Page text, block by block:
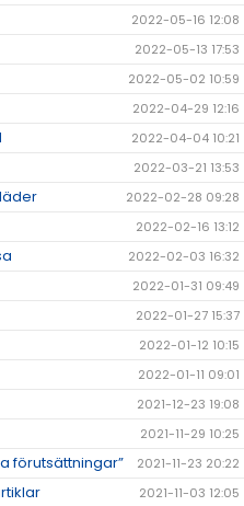
2022-05-16 12:08
2022-05-13 17:53
2022-05-02 10:59
2022-04-29 12:16
2022-04-04 10:21
2022-03-21 13:53
2022-02-28 09:28
2022-02-16 13:12
2022-02-03 16:32
2022-01-31 09:49
2022-01-27 15:37
2022-01-12 10:15
2022-01-11 09:01
2021-12-23 19:08
2021-11-29 10:25
förutsättningar” 2021-11-23 20:22
2021-11-03 12:05